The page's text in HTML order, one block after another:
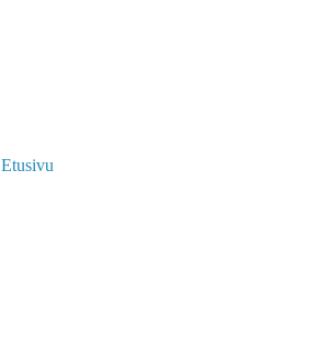
Etusivu